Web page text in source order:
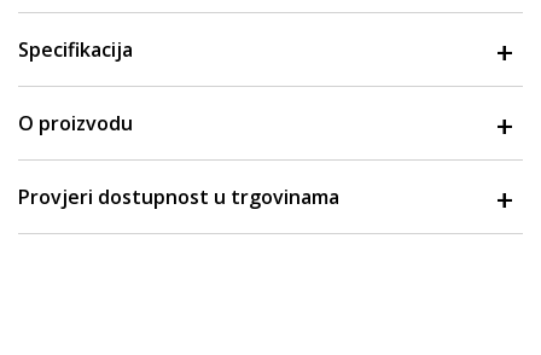
Specifikacija
O proizvodu
Provjeri dostupnost u trgovinama